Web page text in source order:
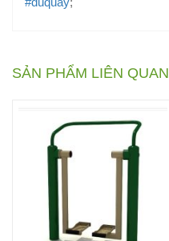
SẢN PHẨM LIÊN QUAN